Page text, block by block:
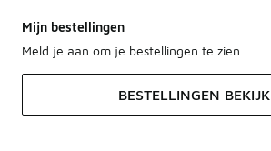
Mijn bestellingen
Meld je aan om je bestellingen te zien.
BESTELLINGEN